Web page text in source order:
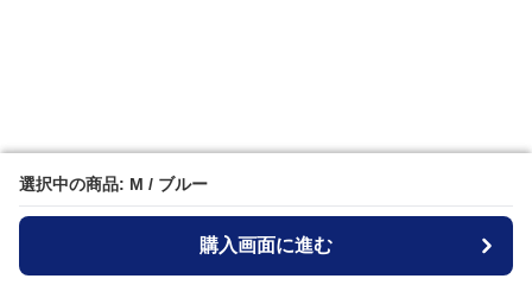
選択中の商品: M / ブルー
購入画面に進む
選択中の商品: M / ブルー
購入画面に進む